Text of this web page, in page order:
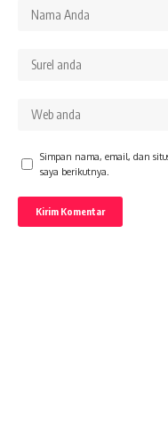
Simpan nama, email, dan
saya berikutnya.